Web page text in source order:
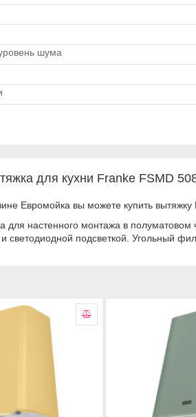
шума
для кухни Franke FSMD
Евромойка вы можете купить
для настенного монтажа в
светодиодной подсветкой. Угольный